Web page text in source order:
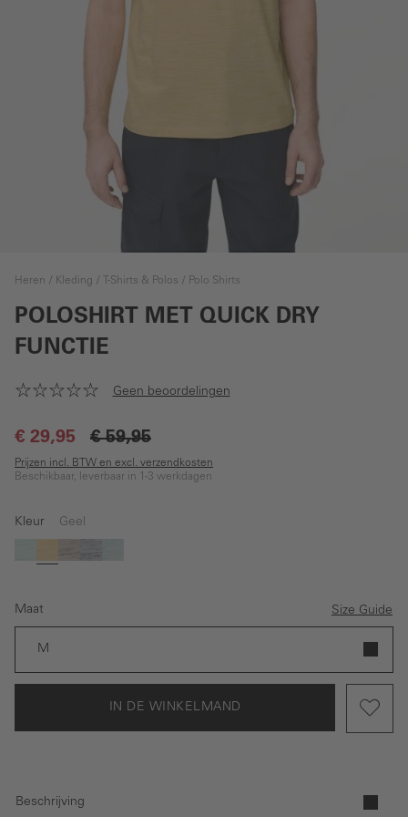
Heren Kleding T-Shirts & Polos Polo Shirts
POLOSHIRT MET QUICK DRY
FUNCTIE
Geen beoordelingen
€ 29,95 € 59,95
Prijzen incl. BTW en excl. verzendkosten
Beschikbaar, leverbaar in 1-3 werkdagen
Kleur Geel
Groen
GeelBruin
(Deze optie is momenteel niet beschikbaar.)
Grijs
(Deze optie is momenteel niet beschikbaar.)
Maat Size Guide
M
IN DE WINKELMAND
Beschrijving